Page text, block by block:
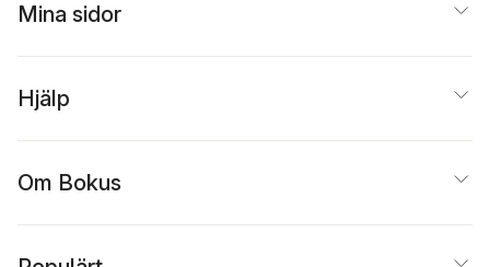
Mina sidor
Hjälp
Om Bokus